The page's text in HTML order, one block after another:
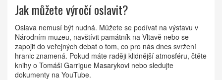
Jak můžete výročí oslavit?
Oslava nemusí být nudná. Můžete se podívat na výstavu v
Národním muzeu, navštívit památník na Vltavě nebo se
zapojit do veřejných debat o tom, co pro nás dnes svržení
hranic znamená. Pokud máte raději klidnější atmosféru, čtěte
knihy o Tomáši Garrigue Masarykovi nebo sledujte
dokumenty na YouTube.